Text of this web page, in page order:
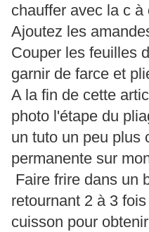
chauffer avec la c
Ajoutez les
Couper les feuilles
garnir de farce et
A la fin de cette
photo l'étape du
un tuto un peu plus
permanente sur
Faire frire dans un
retournant 2 à 3
cuisson pour